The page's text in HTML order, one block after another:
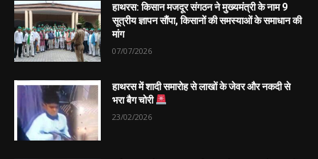
हाथरस: किसान मजदूर संगठन ने मुख्यमंत्री के नाम 9
सूत्रीय ज्ञापन सौंपा, किसानों की समस्याओं के समाधान की
मांग
07/07/2026
हाथरस में शादी समारोह से लाखों के जेवर और नकदी से
भरा बैग चोरी
23/02/2026